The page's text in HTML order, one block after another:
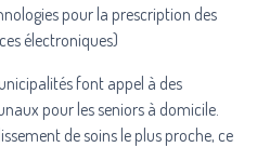
pour la prescription des
électroniques)
font appel à des
pour les seniors à domicile.
de soins le plus proche, ce